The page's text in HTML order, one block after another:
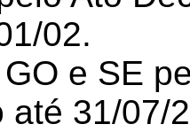
02.
e SE
até 31/07/